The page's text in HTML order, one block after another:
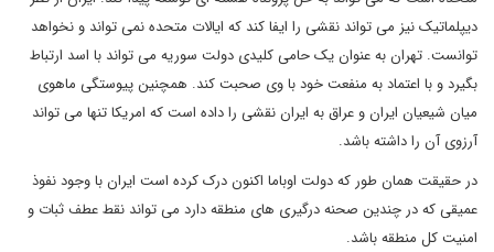
دیپلماتیک نیز می تواند نقشی را ایفا کند که ایالات متحده نمی تواند و نخواهد
توانست. تهران به عنوان یک حامی کلیدی دولت سوریه می تواند با اسد ارتباط
بگیرد و با اعتماد به منفعت خود با وی صحبت کند. همچنین پیوستگی ماهوی
میان شیعیان ایران و عراق به ایران نقشی را داده است که امریکا تنها می تواند
آرزوی آن را داشته باشد.
در حقیقت همان طور که دولت اوباما اکنون درک کرده است ایران با وجود نفوذ
عمیقی که در چندین صحنه درگیری های منطقه دارد می تواند نقط عطف ثبات و
امنیت کل منطقه باشد.